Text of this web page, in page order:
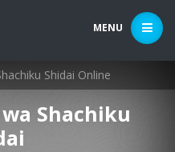
MENU
Shidai Online
Shachiku